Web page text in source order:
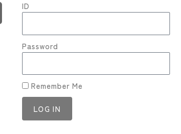
ID
Password
Remember Me
LOG IN